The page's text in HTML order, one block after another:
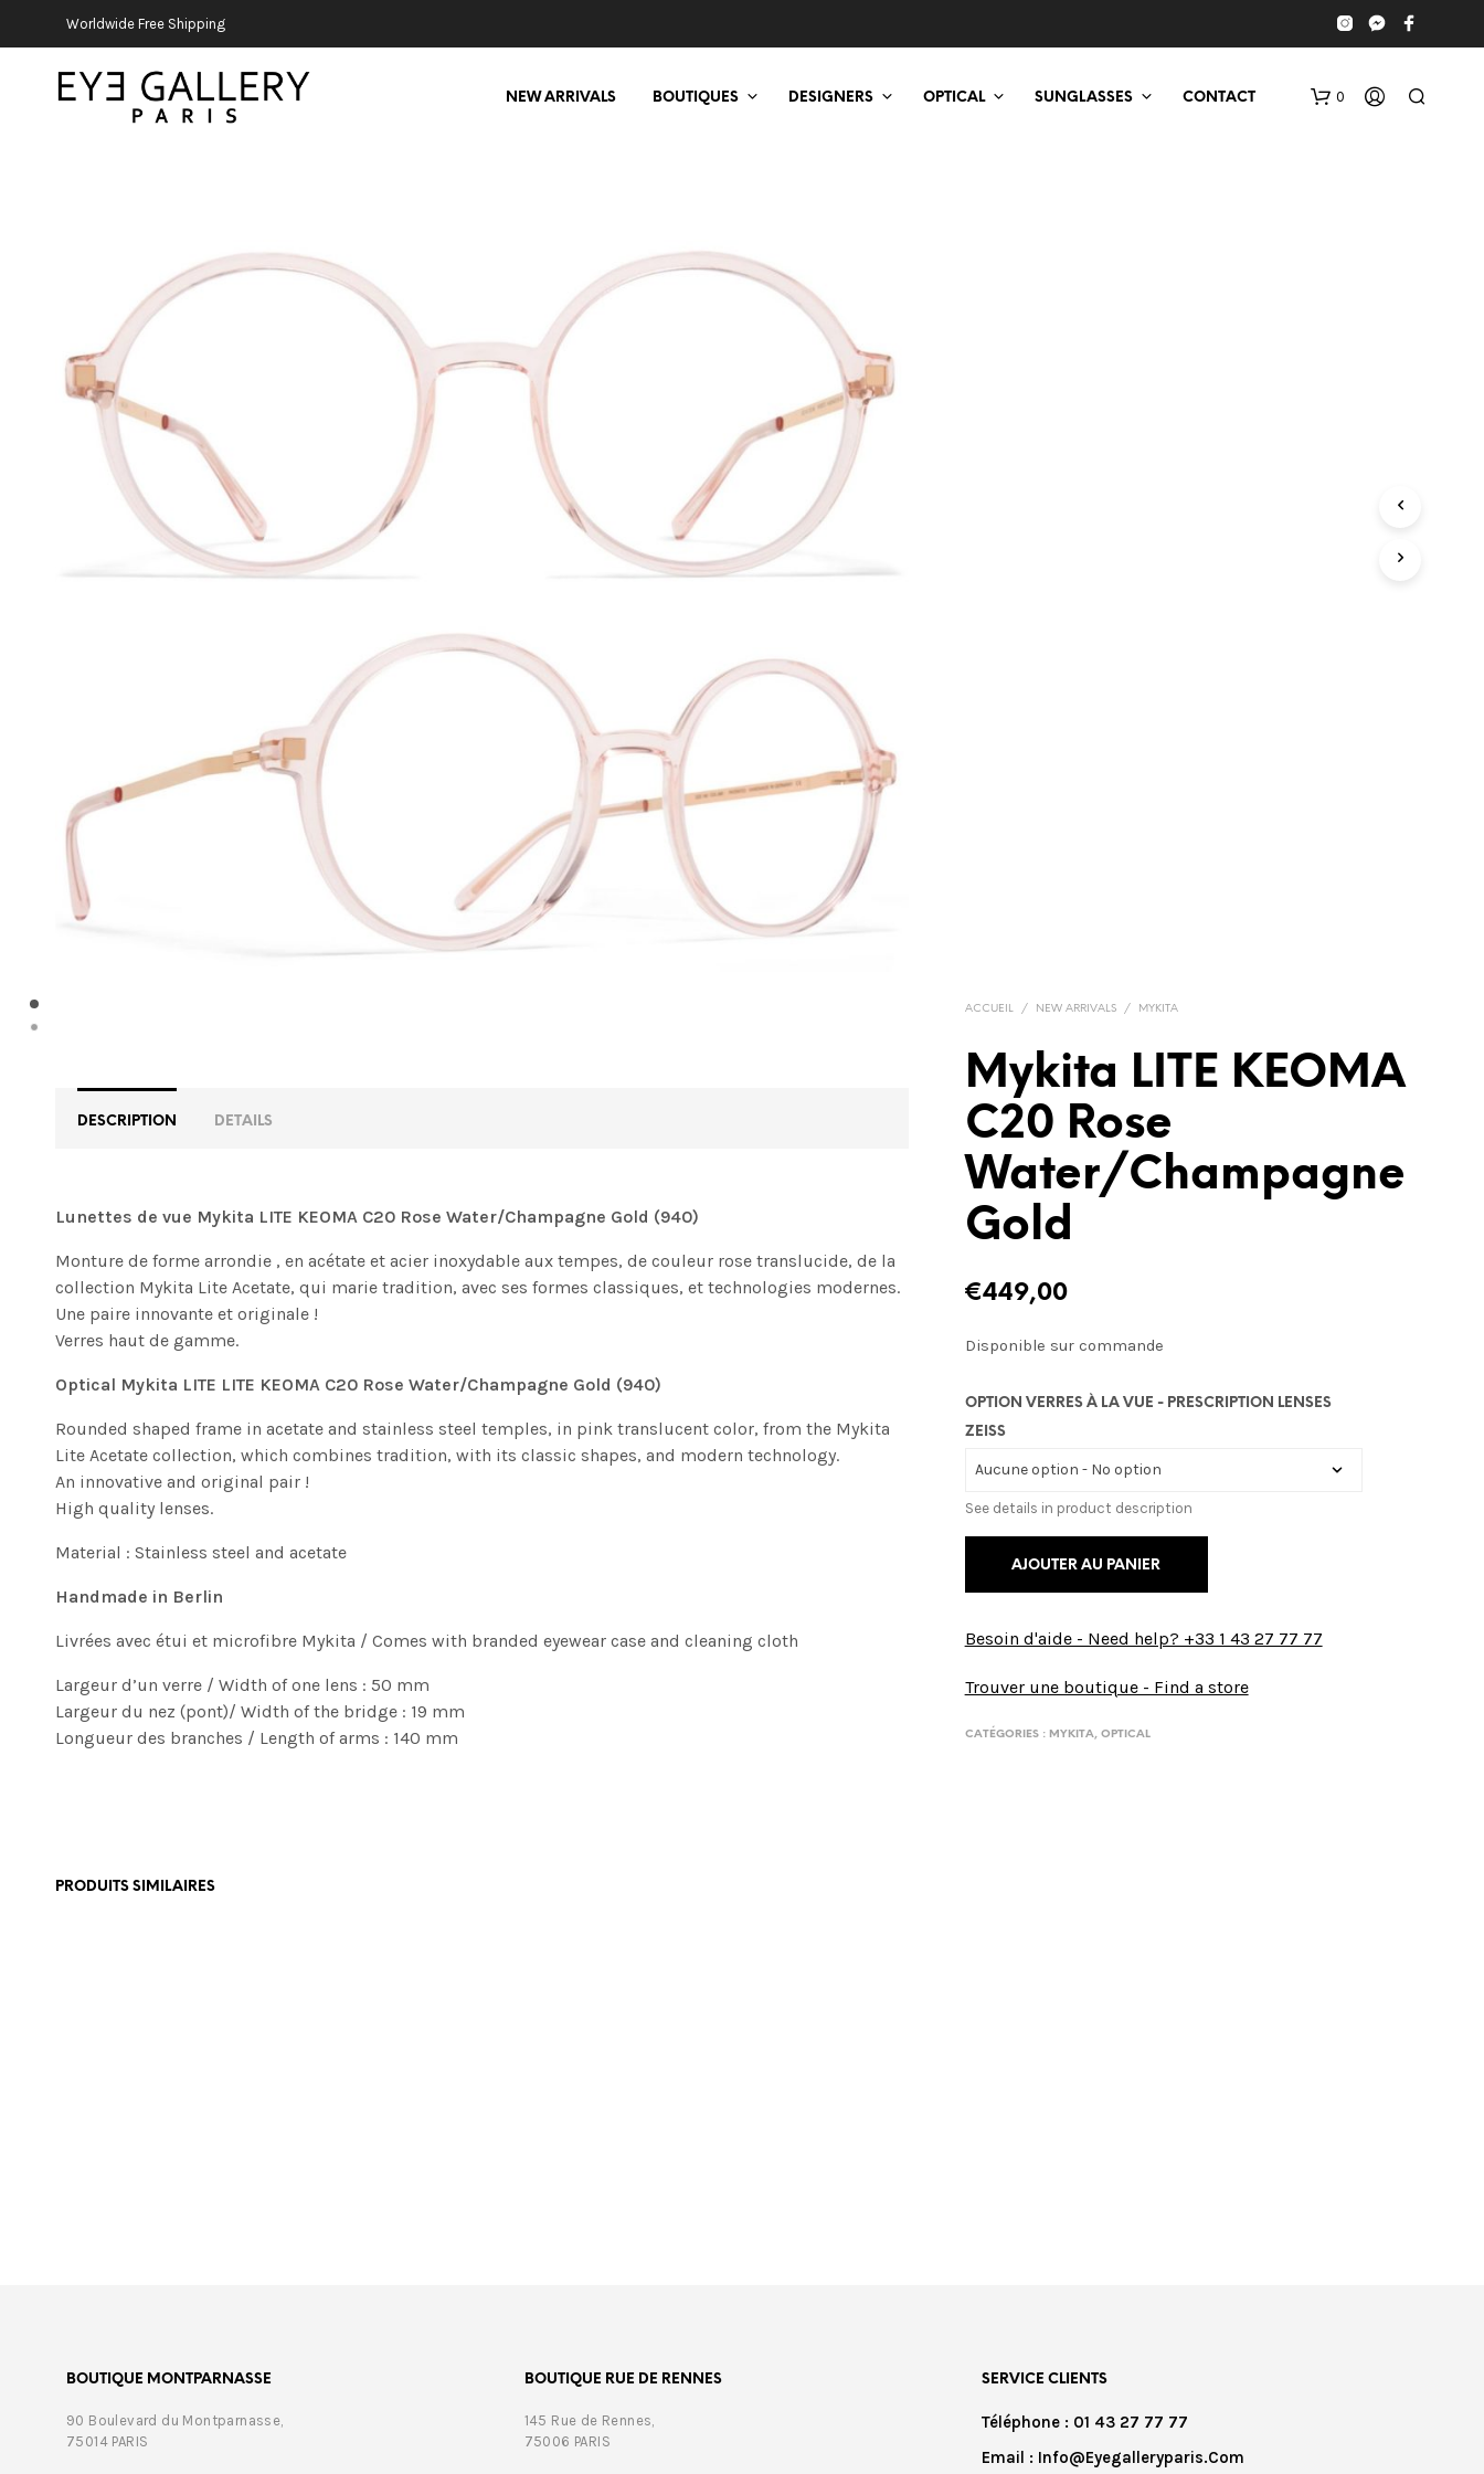
Worldwide Free Shipping
NEW ARRIVALS BOUTIQUES DESIGNERS OPTICAL SUNGLASSES CONTACT 0
ACCUEIL / NEW ARRIVALS / MYKITA
Mykita LITE KEOMA
C20 Rose
Water/Champagne
Gold
€449,00
Disponible sur commande
OPTION VERRES À LA VUE - PRESCRIPTION LENSES
ZEISS
See details in product description
AJOUTER AU PANIER
Besoin d'aide - Need help? +33 1 43 27 77 77
Trouver une boutique - Find a store
CATÉGORIES : MYKITA, OPTICAL
DESCRIPTION DETAILS
Lunettes de vue Mykita LITE KEOMA C20 Rose Water/Champagne Gold (940)
Monture de forme arrondie , en acétate et acier inoxydable aux tempes, de couleur rose translucide, de la
collection Mykita Lite Acetate, qui marie tradition, avec ses formes classiques, et technologies modernes.
Une paire innovante et originale !
Verres haut de gamme.
Optical Mykita LITE LITE KEOMA C20 Rose Water/Champagne Gold (940)
Rounded shaped frame in acetate and stainless steel temples, in pink translucent color, from the Mykita
Lite Acetate collection, which combines tradition, with its classic shapes, and modern technology.
An innovative and original pair !
High quality lenses.
Material : Stainless steel and acetate
Handmade in Berlin
Livrées avec étui et microfibre Mykita / Comes with branded eyewear case and cleaning cloth
Largeur d’un verre / Width of one lens : 50 mm
Largeur du nez (pont)/ Width of the bridge : 19 mm
Longueur des branches / Length of arms : 140 mm
PRODUITS SIMILAIRES
BOUTIQUE MONTPARNASSE
90 Boulevard du Montparnasse,
75014 PARIS
BOUTIQUE RUE DE RENNES
145 Rue de Rennes,
75006 PARIS
SERVICE CLIENTS
Téléphone : 01 43 27 77 77
Email : Info@eyegalleryparis.com